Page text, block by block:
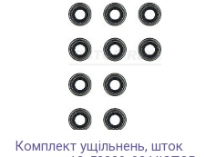
Комплект ущільнень, шток